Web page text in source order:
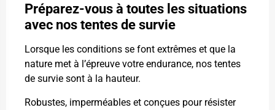
Préparez-vous à toutes les situations
avec nos tentes de survie
Lorsque les conditions se font extrêmes et que la
nature met à l’épreuve votre endurance, nos tentes
de survie sont à la hauteur.
Robustes, imperméables et conçues pour résister